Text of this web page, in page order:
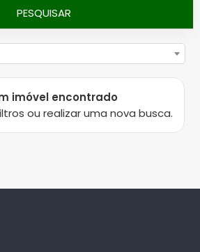
PESQUISAR
imóvel encontrado
ou realizar uma nova busca.